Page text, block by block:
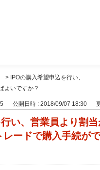
> IPOの購入希望申込を行い、
よいですか？
公開日時 : 2018/09/07 18:30
い、営業員より割
ードで購入手続が